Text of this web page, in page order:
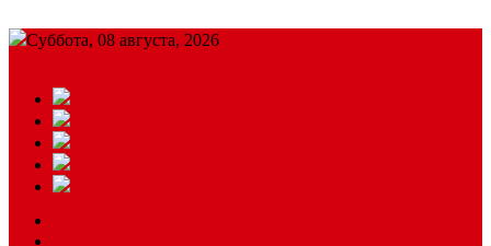
Суббота, 08 августа, 2026